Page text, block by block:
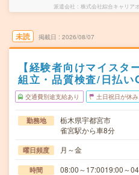
派遣会社 株式会社綜合キャリア
未読 掲載日 2026/08/07
【経験者向けマイスタ
組立・品質検査/日払い
交通費別途支給あり 土日祝日が休み
勤務地
栃木県宇都宮市
雀宮駅から車8分
曜日頻度 月～金
時間 08:00～17:0019:00～